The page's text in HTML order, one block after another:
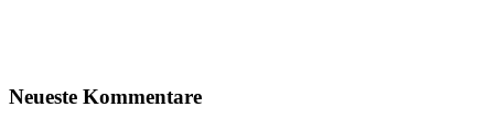
Neueste Kommentare